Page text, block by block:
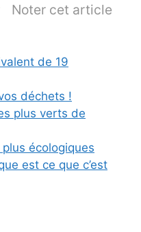
Noter cet article
de 19
déchets !
plus verts de
écologiques
est ce que c’est